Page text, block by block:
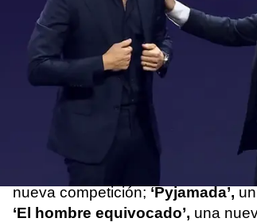
atresplayer ha presentado en
entre la
batería de novedadesque
& Nicole’; la segunda temporada
Atresmedia que protagonizan
‘Nos vamos de madre’,
el nuevo
Leal y su madre Mercedes Guillén,
Race España: All Stars’
que con
reunirá de nuevo a las reinas de
nueva competición; ‘Pyjamada’,
‘El hombre equivocado’, una